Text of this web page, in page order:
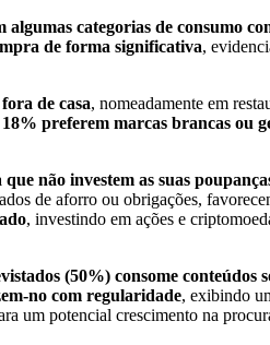
algumas categorias de consumo
de forma significativa,
de casa, nomeadamente em
18% preferem marcas brancas ou
não investem as suas
de aforro ou obrigações,
, investindo em ações e
(50%) consome conteúdos
no com regularidade, exibindo
um potencial crescimento na